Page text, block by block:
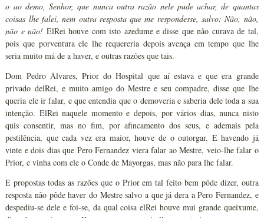
o ao demo, Senhor, que nunca outra razão nele pude achar, de quantas
coisas lhe falei, nem outra resposta que me respondesse, salvo: Não, não,
não e não! ElRei houve com isto azedume e disse que não curava de tal,
pois que porventura ele lhe requereria depois avença em tempo que lhe
seria muito má de a haver, e outras razões que tais.
Dom Pedro Álvares, Prior do Hospital que aí estava e que era grande
privado delRei, e muito amigo do Mestre e seu compadre, disse que lhe
queria ele ir falar, e que entendia que o demoveria e saberia dele toda a sua
intenção. ElRei naquele momento e depois, por vários dias, nunca nisto
quis consentir, mas no fim, por afincamento dos seus, e ademais pela
pestilência, que cada vez era maior, houve de o outorgar. E havendo já
vinte e dois dias que Pero Fernandez viera falar ao Mestre, veio-lhe falar o
Prior, e vinha com ele o Conde de Mayorgas, mas não para lhe falar.
E propostas todas as razões que o Prior em tal feito bem pôde dizer, outra
resposta não pôde haver do Mestre salvo a que já dera a Pero Fernandez, e
despediu-se dele e foi-se, da qual coisa elRei houve mui grande queixume,